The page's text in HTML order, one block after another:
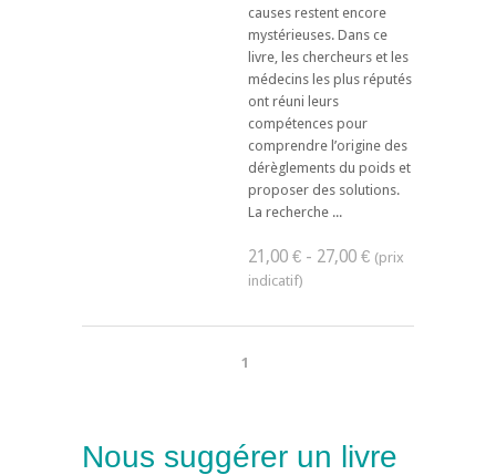
causes restent encore
mystérieuses. Dans ce
livre, les chercheurs et les
médecins les plus réputés
ont réuni leurs
compétences pour
comprendre l’origine des
dérèglements du poids et
proposer des solutions.
La recherche ...
21,00 € - 27,00 €
1
Nous suggérer un livre